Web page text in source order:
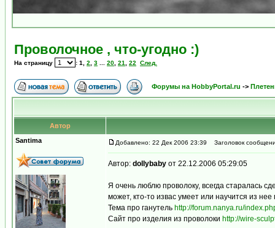
Проволочное , что-угодно :)
На страницу : 1 2 3 20 21 22 След.
Форумы на HobbyPortal.ru ->
Автор
Santima
Добавлено: 22 Дек 2006 23:39 Заголовок
Автор: dollybaby от 22.12.2006 05:29:05
Я очень люблю проволоку, всегда старалась
может, кто-то извас умеет или научится из
Тема про ганутель http://forum.nanya.ru/
Сайт про изделия из проволоки http://wire-